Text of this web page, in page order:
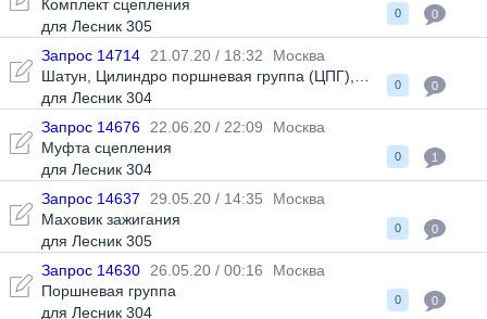
Комплект сцепления
для Лесник 305
0 0
Запрос 14714 21.07.20 / 18:32
Москва
Шатун
Цилиндро поршневая группа (ЦПГ)
Крышка
для Лесник 304
0 0
Запрос 14676 22.06.20 / 22:09
Москва
Муфта сцепления
для Лесник 304
0 1
Запрос 14637 29.05.20 / 14:35
Москва
Маховик зажигания
для Лесник 305
0 0
Запрос 14630 26.05.20 / 00:16
Москва
Поршневая группа
для Лесник 304
0 0